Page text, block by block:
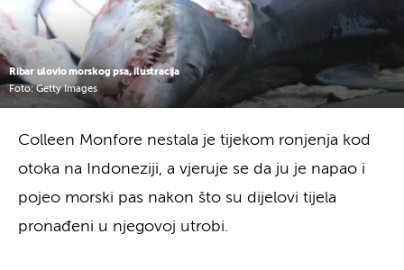
Ribar ulovio morskog psa, ilustracija
Foto: Getty Images
Colleen Monfore nestala je tijekom ronjenja kod
otoka na Indoneziji, a vjeruje se da ju je napao i
pojeo morski pas nakon što su dijelovi tijela
pronađeni u njegovoj utrobi.